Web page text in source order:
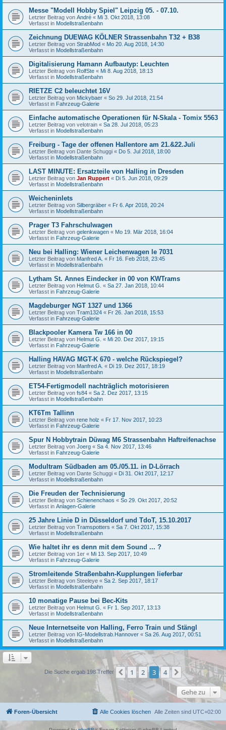
Messe "Modell Hobby Spiel" Leipzig 05. - 07.10.
Letzter Beitrag von André « Mi 3. Okt 2018, 13:08
Verfasst in Modellstraßenbahn
Zeichnung DUEWAG KÖLNER Strassenbahn T32 + B38
Letzter Beitrag von StrabMod « Mo 20. Aug 2018, 14:30
Verfasst in Modellstraßenbahn
Digitalisierung Hamann Aufbautyp: Leuchten
Letzter Beitrag von RolfSte « Mi 8. Aug 2018, 18:13
Verfasst in Modellstraßenbahn
RIETZE C2 beleuchtet 16V
Letzter Beitrag von Mickybaer « So 29. Jul 2018, 21:54
Verfasst in Fahrzeug-Galerie
Einfache automatische Operationen für N-Skala - Tomix 5563
Letzter Beitrag von velotrain « Sa 28. Jul 2018, 05:23
Verfasst in Modellstraßenbahn
Freiburg - Tage der offenen Hallentore am 21.&22.Juli
Letzter Beitrag von Dante Schuggi « Do 5. Jul 2018, 18:00
Verfasst in Modellstraßenbahn
LAST MINUTE: Ersatzteile von Halling in Dresden
Letzter Beitrag von Jan Ruppert « Di 5. Jun 2018, 09:29
Verfasst in Modellstraßenbahn
Weicheninlets
Letzter Beitrag von Silbergräber « Fr 6. Apr 2018, 20:24
Verfasst in Modellstraßenbahn
Prager T3 Fahrschulwagen
Letzter Beitrag von gelenkwagen « Mo 19. Mär 2018, 16:04
Verfasst in Fahrzeug-Galerie
Neu bei Halling: Wiener Leichenwagen le 7031
Letzter Beitrag von Manfred A. « Fr 16. Feb 2018, 23:45
Verfasst in Modellstraßenbahn
Lytham St. Annes Eindecker in 00 von KWTrams
Letzter Beitrag von Helmut G. « Sa 27. Jan 2018, 10:44
Verfasst in Fahrzeug-Galerie
Magdeburger NGT 1327 und 1366
Letzter Beitrag von Tram1324 « Fr 26. Jan 2018, 15:53
Verfasst in Fahrzeug-Galerie
Blackpooler Kamera Tw 166 in 00
Letzter Beitrag von Helmut G. « Mi 20. Dez 2017, 19:15
Verfasst in Fahrzeug-Galerie
Halling HAVAG MGT-K 670 - welche Rückspiegel?
Letzter Beitrag von Manfred A. « Di 19. Dez 2017, 18:19
Verfasst in Modellstraßenbahn
ET54-Fertigmodell nachträglich motorisieren
Letzter Beitrag von fs84 « Sa 2. Dez 2017, 13:15
Verfasst in Modellstraßenbahn
KT6Tm Tallinn
Letzter Beitrag von rene holz « Fr 17. Nov 2017, 10:23
Verfasst in Fahrzeug-Galerie
Spur N Hobbytrain Düwag M6 Strassenbahn Haftreifenachse
Letzter Beitrag von Joerg « Sa 4. Nov 2017, 13:46
Verfasst in Fahrzeug-Galerie
Modultram Südbaden am 05./05.11. in D-Lörrach
Letzter Beitrag von Dante Schuggi « Di 31. Okt 2017, 12:17
Verfasst in Modellstraßenbahn
Die Freuden der Technisierung
Letzter Beitrag von Schienenchaos « So 29. Okt 2017, 20:52
Verfasst in Anlagen-Galerie
25 Jahre Linie D in Düsseldorf und TdoT, 15.10.2017
Letzter Beitrag von Tramspotters « Sa 7. Okt 2017, 15:38
Verfasst in Modellstraßenbahn
Wie haltet ihr es denn mit dem Sound ... ?
Letzter Beitrag von 1er « Mi 13. Sep 2017, 10:49
Verfasst in Fahrzeug-Galerie
Stromleitende Straßenbahn-Kupplungen lieferbar
Letzter Beitrag von Steeleye « Sa 2. Sep 2017, 18:17
Verfasst in Modellstraßenbahn
10 monatige Pause bei Bec-Kits
Letzter Beitrag von Helmut G. « Fr 1. Sep 2017, 13:13
Verfasst in Modellstraßenbahn
Neue Internetseite von Halling, Ferro Train und Stängl
Letzter Beitrag von IG-Modellstrab.Hannover « Sa 26. Aug 2017, 00:51
Verfasst in Modellstraßenbahn
Die Suche ergab 198 Treffer Vorherige
1 2 3 4 Nächste
Gehe zu
Foren-Übersicht Alle Zeiten sind UTC+02:00
Alle Cookies löschen